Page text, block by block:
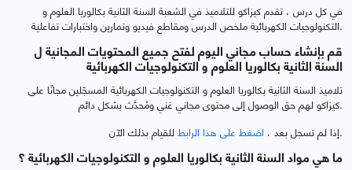
في كل درس ، تقدم كيزاكو للتلاميذ في الشعبة السنة الثانية بكالوريا العلوم و
التكنولوجيات الكهربائية ملخص الدرس ومقاطع فيديو وتمارين واختبارات تفاعلية.
قم بإنشاء حساب مجاني اليوم لفتح جميع المحتويات المجانية ل
السنة الثانية بكالوريا العلوم و التكنولوجيات الكهربائية
تلاميذ السنة الثانية بكالوريا العلوم و التكنولوجيات الكهربائية المسجّلين مجانًا على
كيزاكو لهم حق الوصول إلى محتوى مجاني غني ومُحدَّث بشكل دائم.
إذا لم تسجل بعد ، اضغط على هذا الرابط للقيام بذلك الآن.
ما هي مواد السنة الثانية بكالوريا العلوم و التكنولوجيات الكهربائية ؟